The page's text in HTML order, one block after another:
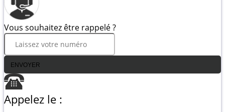
Vous souhaitez être rappelé ?
ENVOYER
Appelez le :